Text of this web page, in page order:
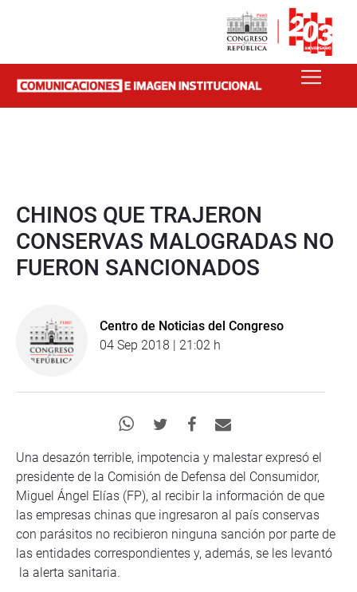
CHINOS QUE TRAJERON
CONSERVAS MALOGRADAS NO
FUERON SANCIONADOS
Centro de Noticias del Congreso
04 Sep 2018 | 21:02 h
Una desazón terrible, impotencia y malestar expresó el
presidente de la Comisión de Defensa del Consumidor,
Miguel Ángel Elías (FP), al recibir la información de que
las empresas chinas que ingresaron al país conservas
con parásitos no recibieron ninguna sanción por parte de
las entidades correspondientes y, además, se les levantó
la alerta sanitaria.